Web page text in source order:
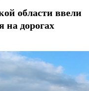
области ввели
на дорогах